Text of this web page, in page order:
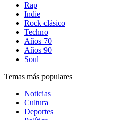
Rap
Indie
Rock clásico
Techno
Años 70
Años 90
Soul
Temas más populares
Noticias
Cultura
Deportes